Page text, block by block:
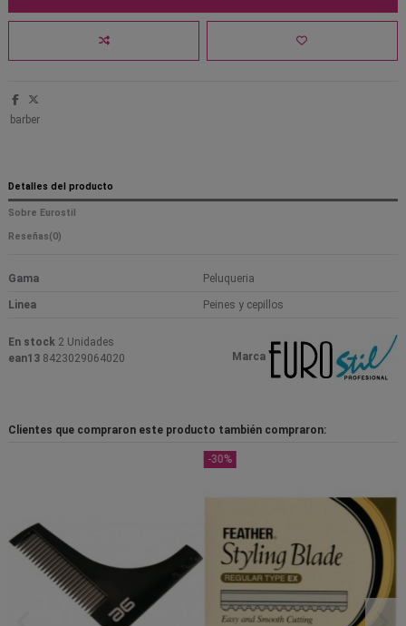
barber
Detalles del producto
Sobre Eurostil
Reseñas(0)
Gama Peluqueria
Linea Peines y cepillos
Marca
En stock 2 Unidades
ean13 8423029064020
Clientes que compraron este producto también compraron:
-30%